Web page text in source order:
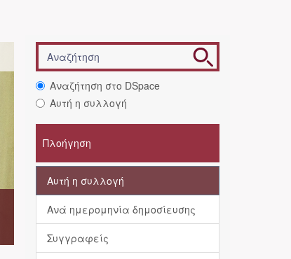
Αναζήτηση στο DSpace
Αυτή η συλλογή
Πλοήγηση
Αυτή η συλλογή
Ανά ημερομηνία δημοσίευσης
Συγγραφείς